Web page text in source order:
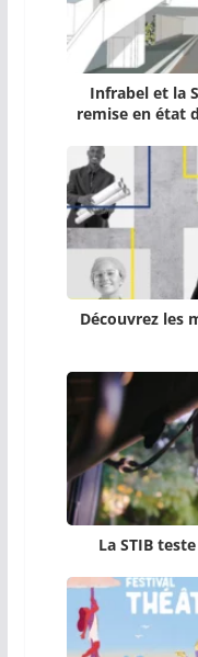
Infrabel et la
remise en état
Découvrez les
La STIB